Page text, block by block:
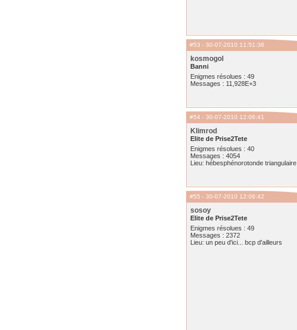
#53 - 30-07-2010 11:51:36
kosmogol
Banni
Enigmes résolues : 49
Messages : 11,928E+3
#54 - 30-07-2010 12:06:41
Klimrod
Elite de Prise2Tete
Enigmes résolues : 40
Messages : 4054
Lieu: hébesphénorotonde triangulaire
#55 - 30-07-2010 12:06:42
sosoy
Elite de Prise2Tete
Enigmes résolues : 49
Messages : 2372
Lieu: un peu d'ici... bcp d'ailleurs